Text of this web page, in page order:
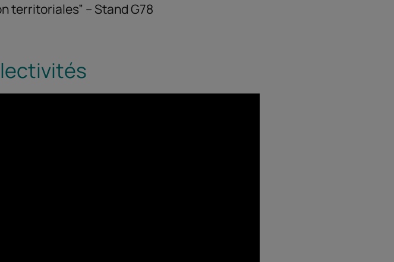
territoriales” – Stand G78